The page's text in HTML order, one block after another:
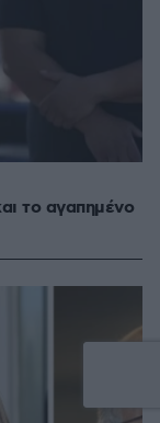
το αγαπημένο